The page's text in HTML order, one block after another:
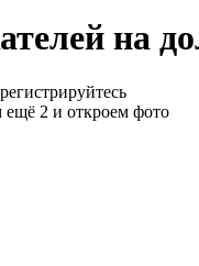
на
ещё 2 и откроем фото